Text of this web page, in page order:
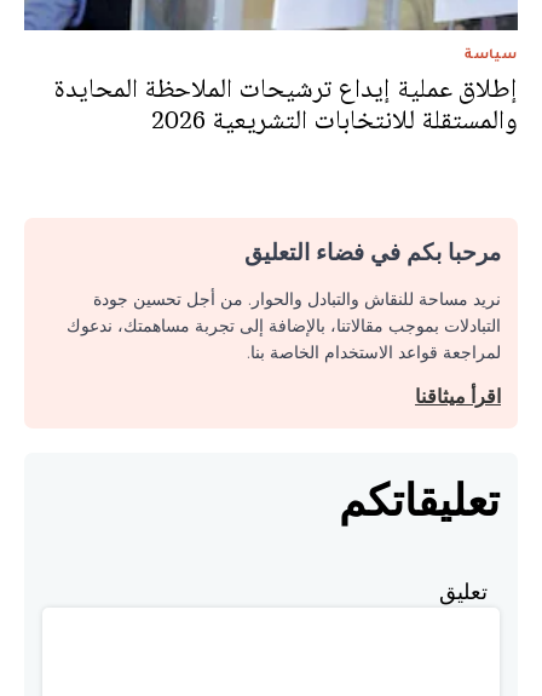
سياسة
إطلاق عملية إيداع ترشيحات الملاحظة المحايدة
والمستقلة للانتخابات التشريعية 2026
مرحبا بكم في فضاء التعليق
نريد مساحة للنقاش والتبادل والحوار. من أجل تحسين جودة
التبادلات بموجب مقالاتنا، بالإضافة إلى تجربة مساهمتك، ندعوك
لمراجعة قواعد الاستخدام الخاصة بنا.
اقرأ ميثاقنا
تعليقاتكم
تعليق